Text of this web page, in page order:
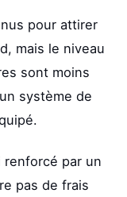
pour attirer
mais le niveau
sont moins
système de
renforcé par un
pas de frais